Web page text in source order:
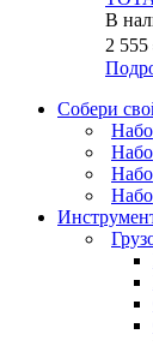
В
2 555
Собери